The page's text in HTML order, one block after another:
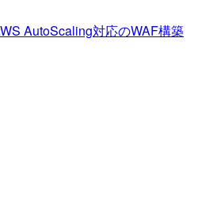
AutoScaling対応のWAF構築